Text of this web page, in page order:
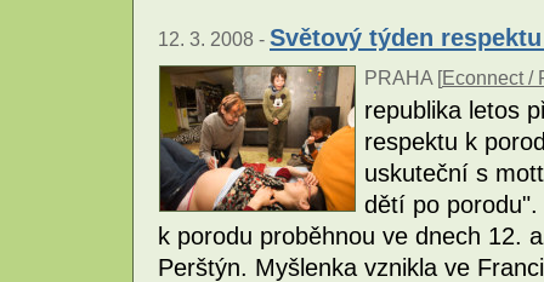
12. 3. 2008 - Světový týden
PRAHA [Econnect /
republika letos
respektu k
uskuteční s
dětí po
k porodu proběhnou ve dnech 12.
Perštýn. Myšlenka vznikla ve